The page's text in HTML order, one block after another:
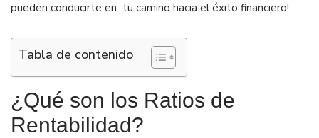
pueden conducirte en tu camino hacia el éxito financiero!
Tabla de contenido
¿Qué son los Ratios de
Rentabilidad?